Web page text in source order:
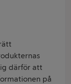
därför att
på